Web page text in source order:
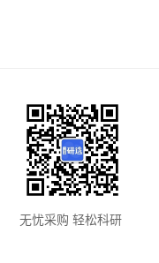
无忧采购 轻松科研